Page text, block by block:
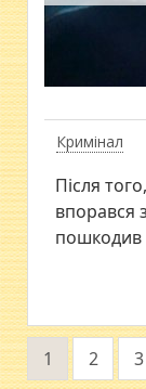
Кримінал
Після
впорався
пошкодив
1 2 3